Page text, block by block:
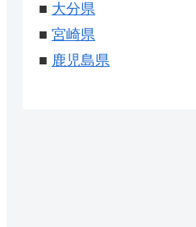
■ 大分県
■ 宮崎県
■ 鹿児島県